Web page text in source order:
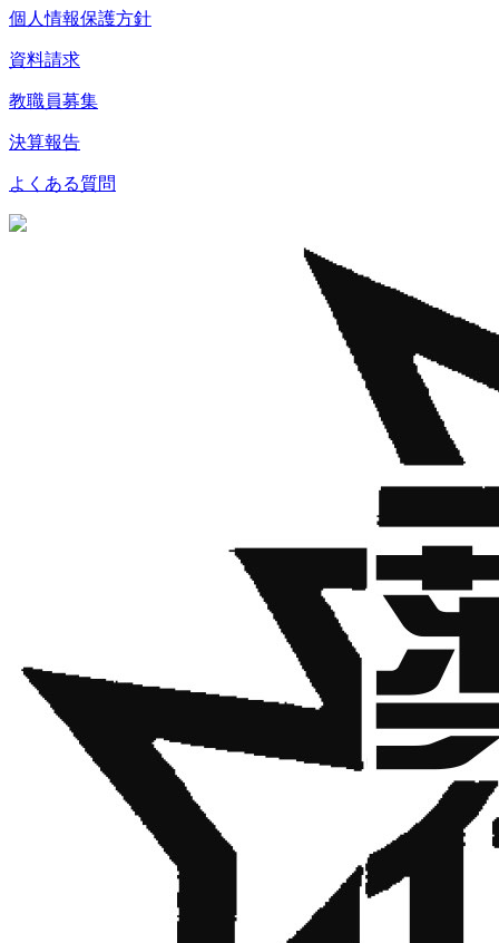
個人情報保護方針
資料請求
教職員募集
決算報告
よくある質問